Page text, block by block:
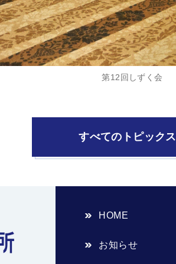
第12回しずく会
すべてのトピックス
HOME
お知らせ